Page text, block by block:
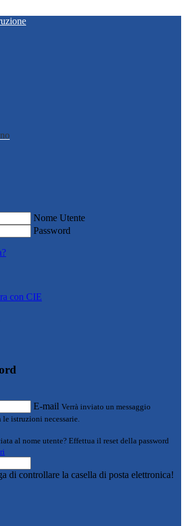
Nome Utente
Password
con CIE
E-mail Verrà inviato un messaggio
istruzioni necessarie.
al nome utente? Effettua il reset della password
di controllare la casella di posta elettronica!